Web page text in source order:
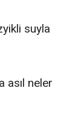
suyla
asıl neler